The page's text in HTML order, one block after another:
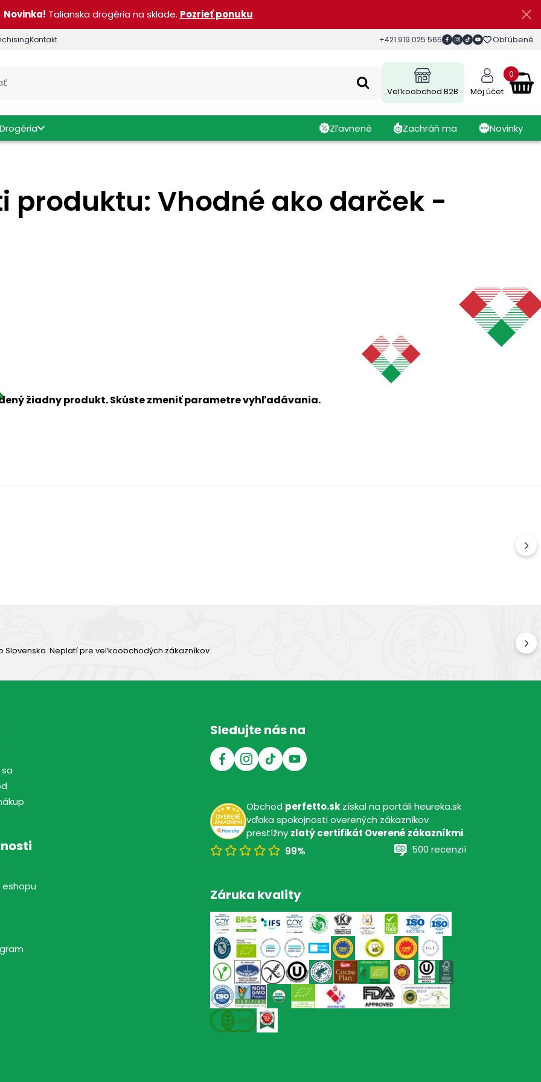
Novinka! Talianska drogéria na sklade. Pozrieť ponuku
Kontakt +421 919 025 565 Obľúbené
Veľkoobchod B2B Môj účet
0
Drogéria Zľavnené Zachráň ma Novinky
produktu: Vhodné ako darček -
žiadny produkt. Skúste zmeniť parametre vyhľadávania.
Neplatí pre veľkoobchodých zákazníkov.
Záruka kvality
Sledujte nás na
Obchod perfetto.skzískal na portáli heureka.sk
vďaka spokojnosti overených zákazníkov
prestížny zlatý certifikát Overené zákazníkmi.
99%
500 recenzií